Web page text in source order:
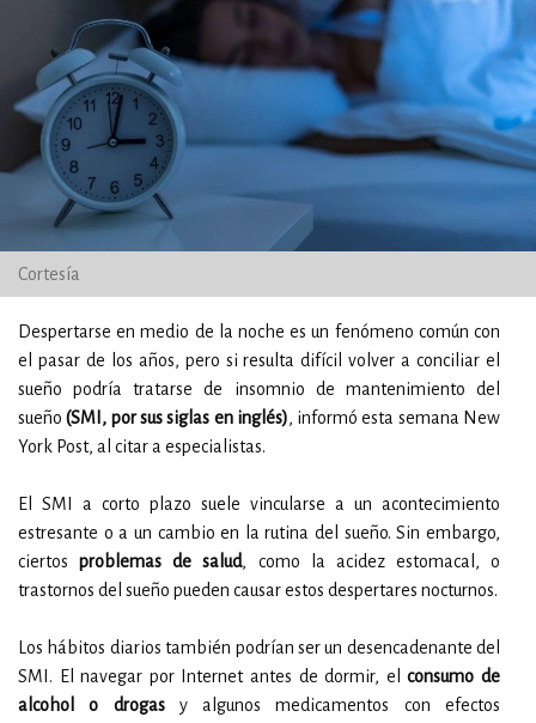
Cortesía
Despertarse en medio de la noche es un fenómeno común con
el pasar de los años, pero si resulta difícil volver a conciliar el
sueño podría tratarse de insomnio de mantenimiento del
sueño(SMI, por sus siglas en inglés), informó esta semana New
York Post, al citar a especialistas.
El SMI a corto plazo suele vincularse a un acontecimiento
estresante o a un cambio en la rutina del sueño. Sin embargo,
ciertosproblemas de salud, como la acidez estomacal, o
trastornos del sueño pueden causar estos despertares nocturnos.
Los hábitos diarios también podrían ser un desencadenante del
SMI. El navegar por Internet antes de dormir, elconsumo de
alcohol o drogasy algunos medicamentos con efectos